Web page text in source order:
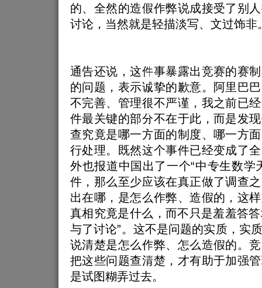
的、全然的造假作弊说成接受了别
讨论，当然就是轻描淡写、文过饰非
通告还说，这件事暴露出竞赛的赛
的问题，表示诚挚的歉意。阿里巴
不完善、管理很不严谨，我之前已
件最关键的部分不在于此，而是发
查究竟是哪一方面的制度、哪一方
行处理。既然这个事件已经变成了
外也报道中国出了一个“中专生数学
件，那么至少应该在真正做了调查
出在哪，是怎么作弊、造假的，这
真相究竟是什么，而不只是羞羞答答
与了讨论”。这不是问题的实质，实
说清楚是怎么作弊、怎么造假的。
把这些问题查清楚，才有助于加强
是试图糊弄过去。